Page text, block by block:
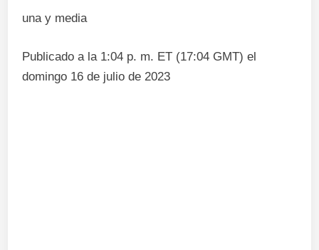
una y media
Publicado a la 1:04 p. m. ET (17:04 GMT) el
domingo 16 de julio de 2023